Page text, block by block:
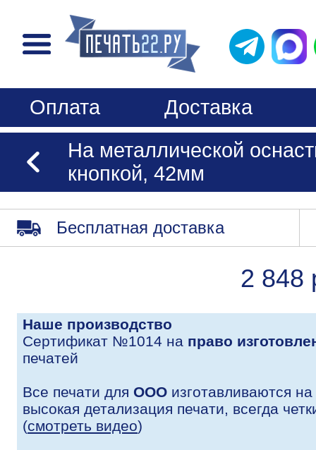
Оплата
Доставка
На металлической
кнопкой, 42мм
Бесплатная доставка
2 848
Наше производство
Сертификат №1014 на право
печатей
Все печати для ООО изготавливаются
высокая детализация печати, всегда
(смотреть видео)